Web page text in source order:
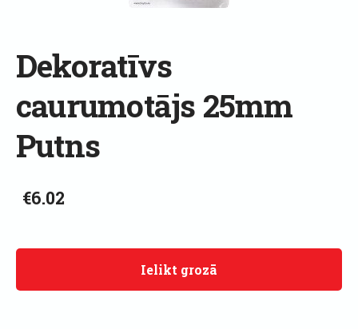
Dekoratīvs
caurumotājs 25mm
Putns
€6.02
Ielikt grozā